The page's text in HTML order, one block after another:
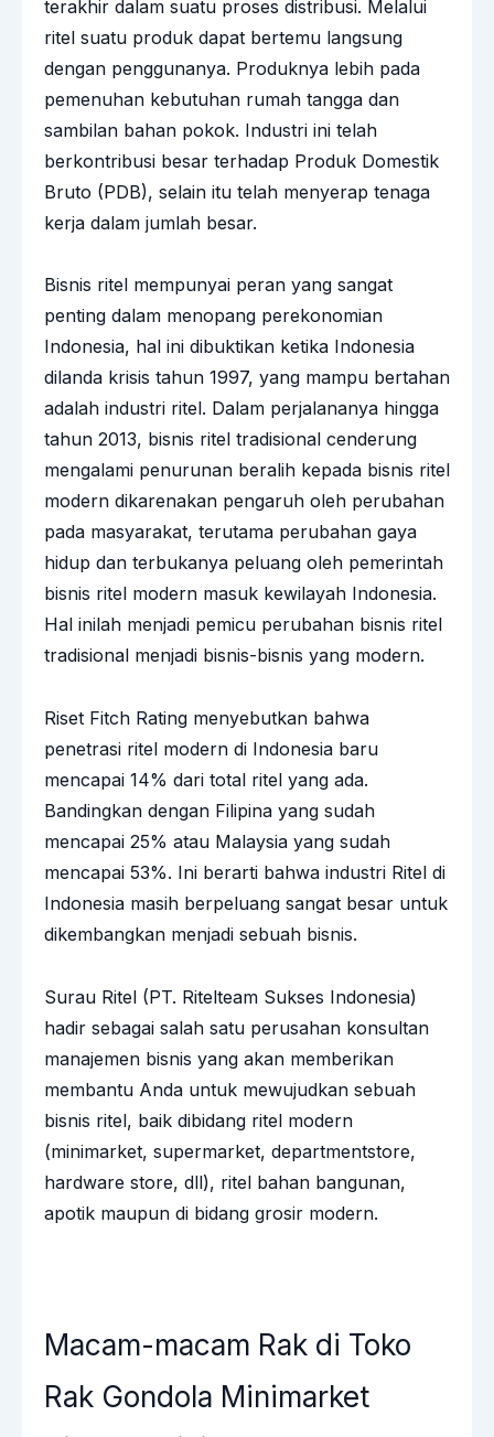
terakhir dalam suatu proses distribusi. Melalui
ritel suatu produk dapat bertemu langsung
dengan penggunanya. Produknya lebih pada
pemenuhan kebutuhan rumah tangga dan
sambilan bahan pokok. Industri ini telah
berkontribusi besar terhadap Produk Domestik
Bruto (PDB), selain itu telah menyerap tenaga
kerja dalam jumlah besar.
Bisnis ritel mempunyai peran yang sangat
penting dalam menopang perekonomian
Indonesia, hal ini dibuktikan ketika Indonesia
dilanda krisis tahun 1997, yang mampu bertahan
adalah industri ritel. Dalam perjalananya hingga
tahun 2013, bisnis ritel tradisional cenderung
mengalami penurunan beralih kepada bisnis ritel
modern dikarenakan pengaruh oleh perubahan
pada masyarakat, terutama perubahan gaya
hidup dan terbukanya peluang oleh pemerintah
bisnis ritel modern masuk kewilayah Indonesia.
Hal inilah menjadi pemicu perubahan bisnis ritel
tradisional menjadi bisnis-bisnis yang modern.
Riset Fitch Rating menyebutkan bahwa
penetrasi ritel modern di Indonesia baru
mencapai 14% dari total ritel yang ada.
Bandingkan dengan Filipina yang sudah
mencapai 25% atau Malaysia yang sudah
mencapai 53%. Ini berarti bahwa industri Ritel di
Indonesia masih berpeluang sangat besar untuk
dikembangkan menjadi sebuah bisnis.
Surau Ritel (PT. Ritelteam Sukses Indonesia)
hadir sebagai salah satu perusahan konsultan
manajemen bisnis yang akan memberikan
membantu Anda untuk mewujudkan sebuah
bisnis ritel, baik dibidang ritel modern
(minimarket, supermarket, departmentstore,
hardware store, dll), ritel bahan bangunan,
apotik maupun di bidang grosir modern.
Macam-macam Rak di Toko
Rak Gondola Minimarket